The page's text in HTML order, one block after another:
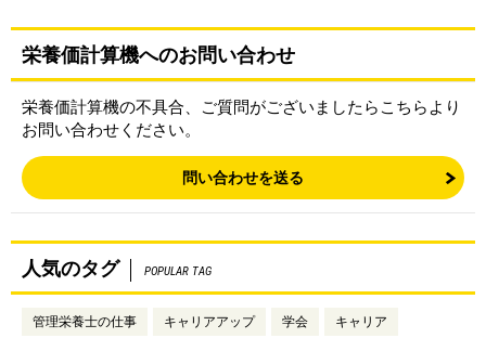
栄養価計算機へのお問い合わせ
栄養価計算機の不具合、ご質問がございましたらこちらより
お問い合わせください。
問い合わせを送る
人気のタグ POPULAR TAG
管理栄養士の仕事 キャリアアップ 学会 キャリア